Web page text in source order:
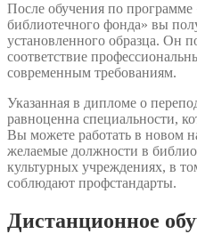
После обучения по
библиотечного фонда» вы
установленного образца. Он
соответствие
современным требованиям.
Указанная в дипломе о
равноценна специальности,
Вы можете работать в новом
желаемые должности в
культурных учреждениях, в
соблюдают профстандарты.
Дистанционное